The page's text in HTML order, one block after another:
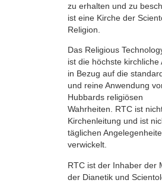
zu erhalten und zu
ist eine Kirche der
Religion.
Das Religious
ist die höchste kirchliche
in Bezug auf die
und reine Anwendung
Hubbards religiösen
Wahrheiten. RTC ist
Kirchenleitung und ist
täglichen
verwickelt.
RTC ist der Inhaber der
der Dianetik und